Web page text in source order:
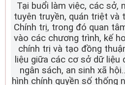
Tại buổi làm việc, các sở,
tuyên truyền, quán triệt
Chính trị, trong đó quan
vào các chương trình, kế
chính trị và tạo đồng
liệu giữa các cơ sở dữ
ngân sách, an sinh xã
hình chính quyền số thống